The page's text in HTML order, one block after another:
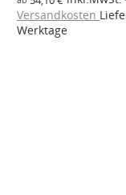
Versandkosten
Werktage